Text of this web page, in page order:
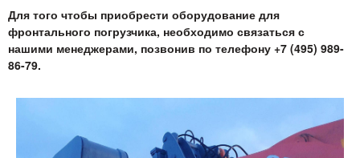
Для того чтобы приобрести оборудование для
фронтального погрузчика, необходимо связаться с
нашими менеджерами, позвонив по телефону +7 (495) 989-
86-79.